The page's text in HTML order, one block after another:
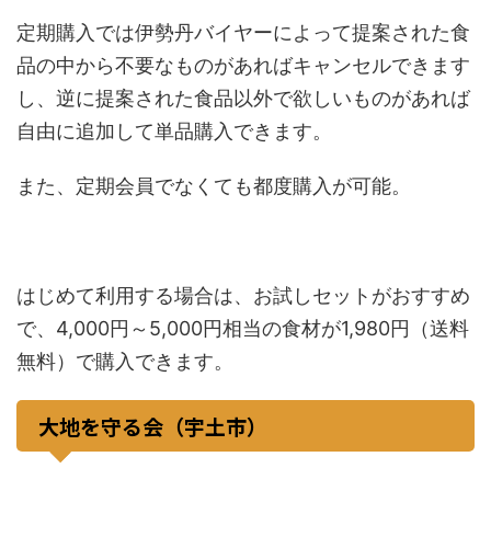
定期購入では伊勢丹バイヤーによって提案された食
品の中から不要なものがあればキャンセルできます
し、逆に提案された食品以外で欲しいものがあれば
自由に追加して単品購入できます。
また、定期会員でなくても都度購入が可能。
はじめて利用する場合は、お試しセットがおすすめ
で、4,000円～5,000円相当の食材が1,980円（送料
無料）で購入できます。
大地を守る会（宇土市）